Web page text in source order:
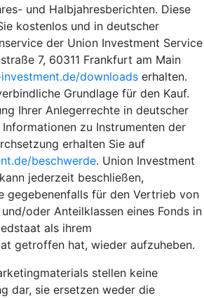
und Halbjahresberichten. Diese
kostenlos und in deutscher
der Union Investment Service
7, 60311 Frankfurt am Main
downloads erhalten.
Grundlage für den Kauf.
Ihrer Anlegerrechte in deutscher
zu Instrumenten der
erhalten Sie auf
beschwerde. Union Investment
jederzeit beschließen,
gegebenenfalls für den Vertrieb von
oder Anteilklassen eines Fonds in
als ihrem
getroffen hat, wieder aufzuheben.
stellen keine
dar, sie ersetzen weder die